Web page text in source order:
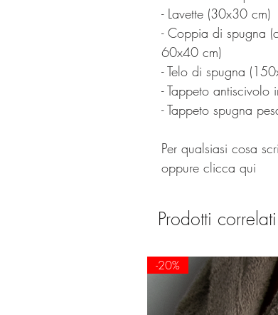
- Lavette (30x30 cm)
- Coppia di spugna
60x40 cm)
- Telo di spugna
- Tappeto
- Tappeto spugna
Per qualsiasi cosa
oppure clicca qui
Prodotti correlati
-20%